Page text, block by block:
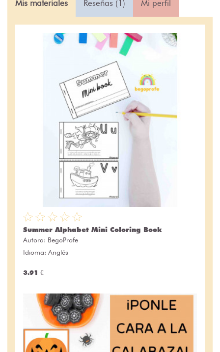
Mis materiales Reseñas (1) Mi perfil
Summer Alphabet Mini Coloring Book
Autora: BegoProfe
Idioma: Anglés
3.91 €